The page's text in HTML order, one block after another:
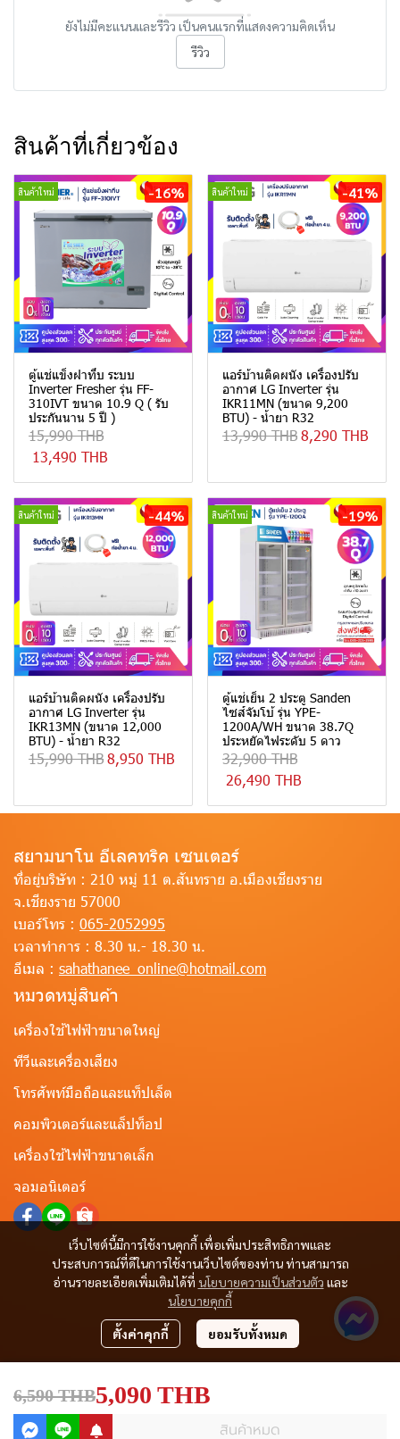
ยังไม่มีคะแนนและรีวิว เป็นคนแรกที่แสดงความคิดเห็น
รีวิว
สินค้าที่เกี่ยวข้อง
สินค้าใหม่ -16%
ตู้แช่แข็งฝาทึบ ระบบ
Inverter Fresher รุ่น FF-
310IVT ขนาด 10.9 Q ( รับ
ประกันนาน 5 ปี )
15,990 THB
13,490 THB
สินค้าใหม่ -41%
แอร์บ้านติดผนัง เครื่องปรับ
อากาศ LG Inverter รุ่น
IKR11MN (ขนาด 9,200
BTU) - น้ำยา R32
13,990 THB8,290 THB
สินค้าใหม่ -44%
แอร์บ้านติดผนัง เครื่องปรับ
อากาศ LG Inverter รุ่น
IKR13MN (ขนาด 12,000
BTU) - น้ำยา R32
15,990 THB8,950 THB
สินค้าใหม่ -19%
ตู้แช่เย็น 2 ประตู Sanden
ไซส์จัมโบ้ รุ่น YPE-
1200A/WH ขนาด 38.7Q
ประหยัดไฟระดับ 5 ดาว
32,900 THB
26,490 THB
6,590 THB5,090 THB
สินค้าหมด
เว็บไซต์นี้มีการใช้งานคุกกี้ เพื่อเพิ่มประสิทธิภาพและ
ประสบการณ์ที่ดีในการใช้งานเว็บไซต์ของท่าน ท่านสามารถ
อ่านรายละเอียดเพิ่มเติมได้ที่ นโยบายความเป็นส่วนตัว และ
นโยบายคุกกี้
ตั้งค่าคุกกี้ ยอมรับทั้งหมด
สยามนาโน อีเลคทริค เซนเตอร์
ที่อยู่บริษัท : 210 หมู่ 11 ต.สันทราย อ.เมืองเชียงราย
จ.เชียงราย 57000
เบอร์โทร : 065-2052995
เวลาทำการ : 8.30 น.- 18.30 น.
อีเมล : sahathanee_online@hotmail.com
หมวดหมู่สินค้า
เครื่องใช้ไฟฟ้าขนาดใหญ่
ทีวีและเครื่องเสียง
โทรศัพท์มือถือและแท็ปเล็ต
คอมพิวเตอร์และแล็ปท็อป
เครื่องใช้ไฟฟ้าขนาดเล็ก
จอมอนิเตอร์